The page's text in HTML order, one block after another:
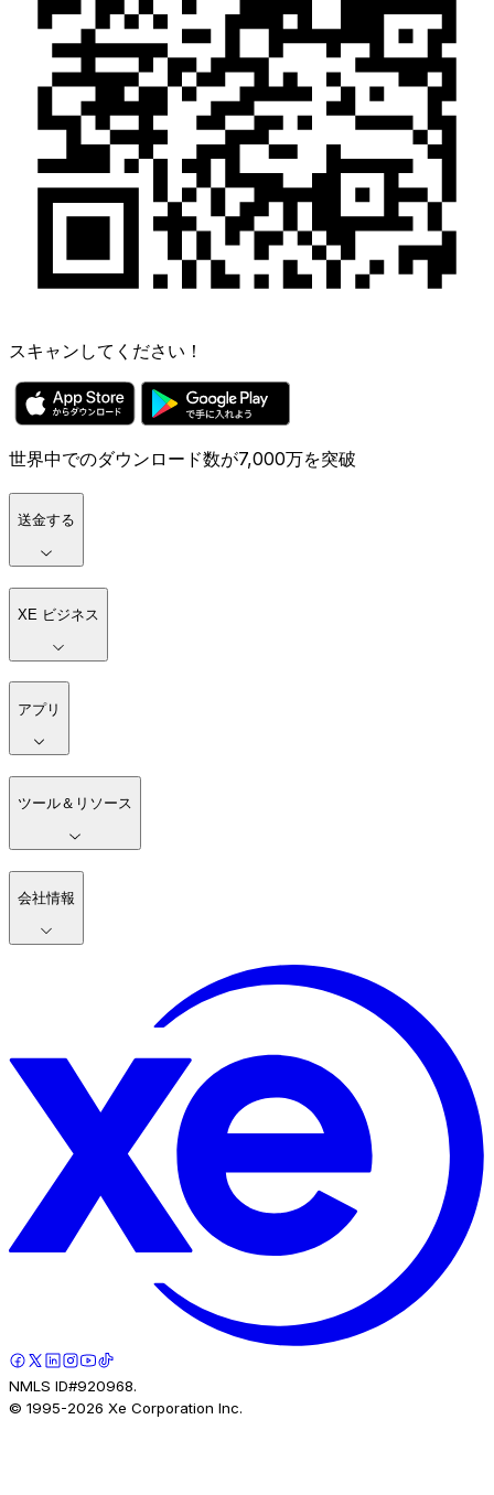
スキャンしてください！
世界中でのダウンロード数が7,000万を突破
送金する
XE ビジネス
アプリ
ツール＆リソース
会社情報
NMLS ID#920968.
© 1995-2026 Xe Corporation Inc.